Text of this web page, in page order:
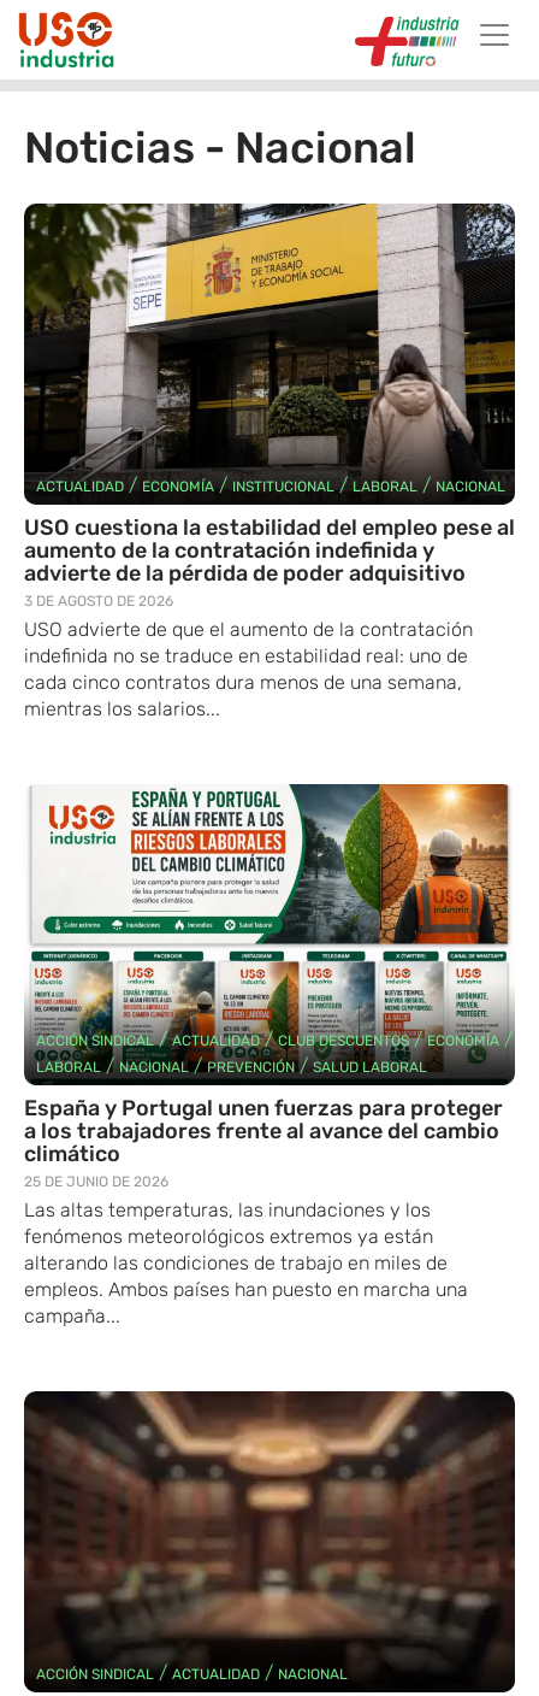
Skip to main content
Noticias - Nacional
ACTUALIDAD / ECONOMÍA/INSTITUCIONAL / LABORAL / NACIONAL
USO cuestiona la estabilidad del empleo pese al
aumento de la contratación indefinida y
advierte de la pérdida de poder adquisitivo
3 DE AGOSTO DE 2026
USO advierte de que el aumento de la contratación
indefinida no se traduce en estabilidad real: uno de
cada cinco contratos dura menos de una semana,
mientras los salarios...
ACCIÓN SINDICAL/ACTUALIDAD/CLUB DESCUENTOS/ECONOMÍA/
LABORAL /NACIONAL /PREVENCIÓN/SALUD LABORAL
España y Portugal unen fuerzas para proteger
a los trabajadores frente al avance del cambio
climático
25 DE JUNIO DE 2026
Las altas temperaturas, las inundaciones y los
fenómenos meteorológicos extremos ya están
alterando las condiciones de trabajo en miles de
empleos. Ambos países han puesto en marcha una
campaña...
ACCIÓN SINDICAL/ ACTUALIDAD / NACIONAL